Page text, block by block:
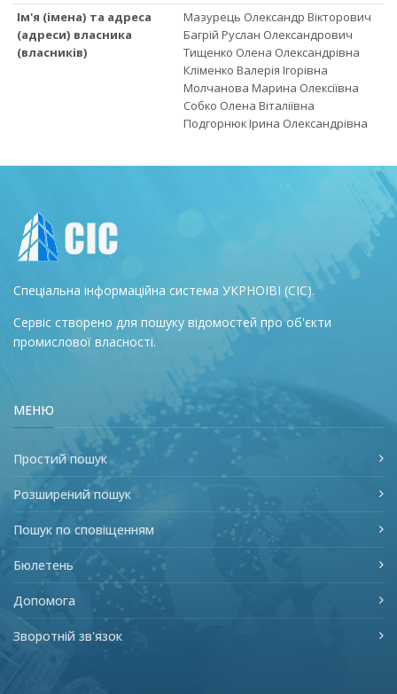
Ім'я (імена) та адреса
(адреси) власника
(власників)
Мазурець Олександр Вікторович
Багрій Руслан Олександрович
Тищенко Олена Олександрівна
Кліменко Валерія Ігорівна
Молчанова Марина Олексіївна
Собко Олена Віталіївна
Подгорнюк Ірина Олександрівна
Спеціальна інформаційна система УКРНОІВІ (СІС).
Сервіс створено для пошуку відомостей про об'єкти
промислової власності.
МЕНЮ
Простий пошук
Розширений пошук
Пошук по сповіщенням
Бюлетень
Допомога
Зворотній зв'язок